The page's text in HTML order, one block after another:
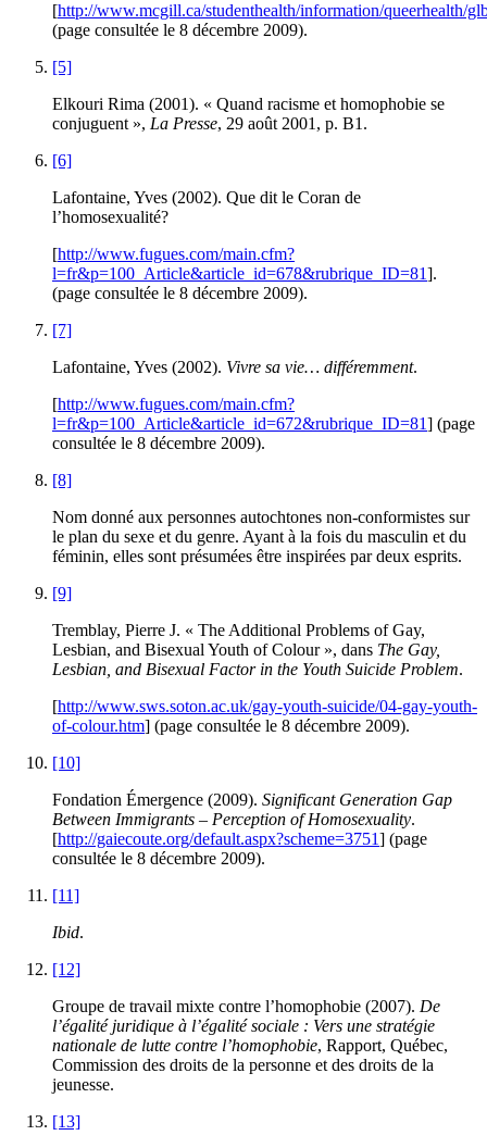
[http://www.mcgill.ca/studenthealth/information/queerhealth/
(page consultée le 8 décembre 2009).
[5]
Elkouri Rima (2001). « Quand racisme et homophobie se
conjuguent », La Presse, 29 août 2001, p. B1.
[6]
Lafontaine, Yves (2002). Que dit le Coran de
l’homosexualité?
[http://www.fugues.com/main.cfm?
l=fr&p=100_Article&article_id=678&rubrique_ID=81].
(page consultée le 8 décembre 2009).
[7]
Lafontaine, Yves (2002). Vivre sa vie… différemment.
[http://www.fugues.com/main.cfm?
l=fr&p=100_Article&article_id=672&rubrique_ID=81] (page
consultée le 8 décembre 2009).
[8]
Nom donné aux personnes autochtones non-conformistes sur
le plan du sexe et du genre. Ayant à la fois du masculin et du
féminin, elles sont présumées être inspirées par deux esprits.
[9]
Tremblay, Pierre J. « The Additional Problems of Gay,
Lesbian, and Bisexual Youth of Colour », dans The Gay,
Lesbian, and Bisexual Factor in the Youth Suicide Problem.
[http://www.sws.soton.ac.uk/gay-youth-suicide/04-gay-youth-
of-colour.htm] (page consultée le 8 décembre 2009).
[10]
Fondation Émergence (2009). Significant Generation Gap
Between Immigrants – Perception of Homosexuality.
[http://gaiecoute.org/default.aspx?scheme=3751] (page
consultée le 8 décembre 2009).
[11]
Ibid.
[12]
Groupe de travail mixte contre l’homophobie (2007). De
l’égalité juridique à l’égalité sociale : Vers une stratégie
nationale de lutte contre l’homophobie, Rapport, Québec,
Commission des droits de la personne et des droits de la
jeunesse.
[13]